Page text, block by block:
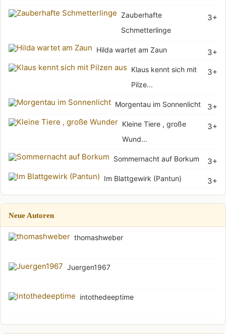
3+
Zauberhafte
Schmetterlinge
3+
Hilda wartet am Zaun
3+
Klaus kennt sich mit
Pilze...
3+
Morgentau im Sonnenlicht
3+
Kleine Tiere , große
Wund...
3+
Sommernacht auf Borkum
3+
Im Blattgewirk (Pantun)
Neue Autoren
thomashweber
Juergen1967
intothedeeptime